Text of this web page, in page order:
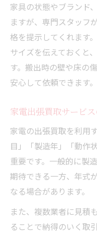
家具の状態やブランド
ますが、専門スタッフ
格を提示してくれます
サイズを伝えておくと
す。搬出時の壁や床の
安心して依頼できます。
家電出張買取サービ
家電の出張買取を利用
目」「製造年」「動作
重要です。一般的に製
期待できる一方、年式
なる場合があります。
また、複数業者に見積
ることで納得のいく取